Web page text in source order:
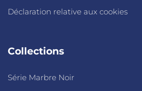
Déclaration relative aux cookies
Collections
Série Marbre Noir